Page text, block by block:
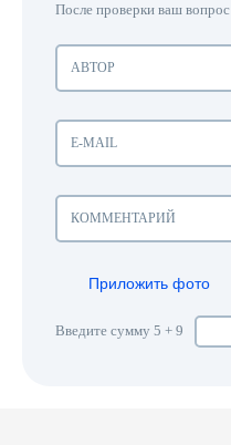
После проверки ваш
Приложить фото
Введите сумму 5 + 9